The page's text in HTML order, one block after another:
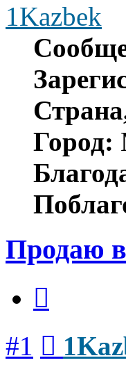
1Kazbek
Город:
Продаю
#1